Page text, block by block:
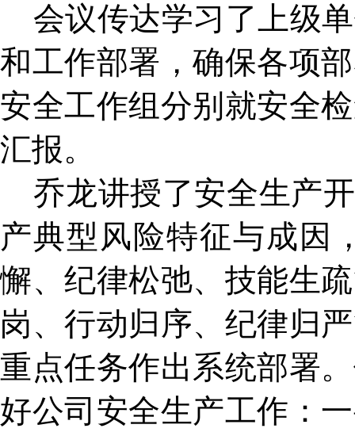
会议传达学习了上级
和工作部署，确保各项
安全工作组分别就安全
汇报。
乔龙讲授了安全生产
产典型风险特征与成因
懈、纪律松弛、技能生
岗、行动归序、纪律归
重点任务作出系统部署
好公司安全生产工作：